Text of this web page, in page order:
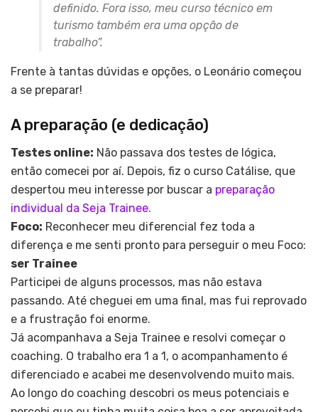
definido. Fora isso, meu curso técnico em
turismo também era uma opção de
trabalho”.
Frente à tantas dúvidas e opções, o Leonário começou
a se preparar!
A preparação (e dedicação)
Testes online: Não passava dos testes de lógica,
então comecei por aí. Depois, fiz o curso Catálise, que
despertou meu interesse por buscar a preparação
individual da Seja Trainee.
Foco: Reconhecer meu diferencial fez toda a
diferença e me senti pronto para perseguir o meu Foco:
ser Trainee
Participei de alguns processos, mas não estava
passando. Até cheguei em uma final, mas fui reprovado
e a frustração foi enorme.
Já acompanhava a Seja Trainee e resolvi começar o
coaching. O trabalho era 1 a 1, o acompanhamento é
diferenciado e acabei me desenvolvendo muito mais.
Ao longo do coaching descobri os meus potenciais e